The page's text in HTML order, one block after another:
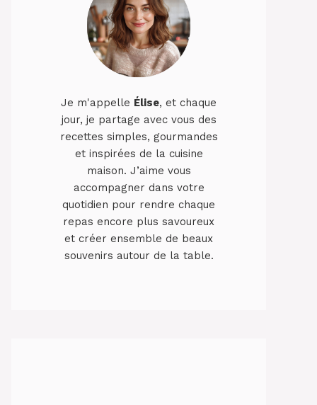
Je m'appelle Élise, et chaque
jour, je partage avec vous des
recettes simples, gourmandes
et inspirées de la cuisine
maison. J’aime vous
accompagner dans votre
quotidien pour rendre chaque
repas encore plus savoureux
et créer ensemble de beaux
souvenirs autour de la table.